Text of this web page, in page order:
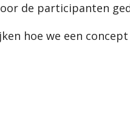
de participanten
hoe we een